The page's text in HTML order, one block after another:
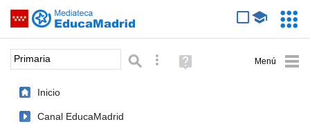
Saltar navegación
Palabra o frase: Búsqueda avanzada
Ayuda
(en
Inicio
Canal EducaMadrid